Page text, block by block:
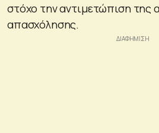
στόχο την αντιμετώπιση της
απασχόλησης.